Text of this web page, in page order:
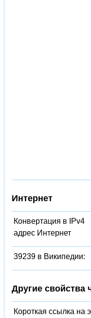
Интернет
Конвертация в IPv4
адрес Интернет
39239 в Википедии:
Другие свойства
Короткая ссылка на